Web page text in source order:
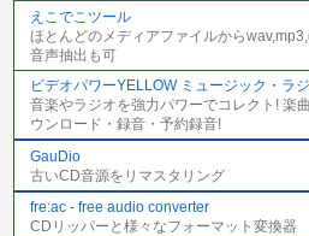
えこでこツール
ほとんどのメディアファイルから
音声抽出も可
ビデオパワーYELLOW ミュージック・ラ
音楽やラジオを強力パワーでコレクト! 楽
ウンロード・録音・予約録音!
GauDio
古いCD音源をリマスタリング
fre:ac - free audio converter
CDリッパーと様々なフォーマット変換器